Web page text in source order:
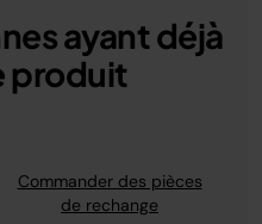
ayant déjà
produit
Commander des pièces
de rechange